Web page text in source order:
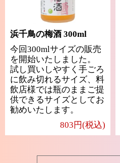
浜千鳥の梅酒 300ml
今回300mlサイズの販売
を開始いたしました。
試し買いしやすく手ごろ
に飲み切れるサイズ、料
飲店様では瓶のままご提
供できるサイズとしてお
勧めいたします。
803円(税込)